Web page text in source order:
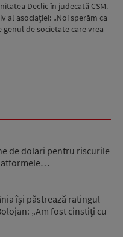
Declic în judecată CSM.
al asociației: „Noi sperăm ca
genul de societate care vrea
de dolari pentru riscurile
își păstrează ratingul
„Am fost cinstiți cu